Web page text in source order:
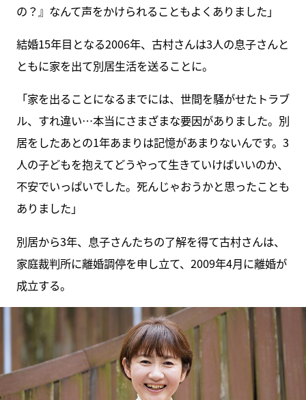
の？』なんて声をかけられることもよくありました」
結婚15年目となる2006年、古村さんは3人の息子さんと
ともに家を出て別居生活を送ることに。
「家を出ることになるまでには、世間を騒がせたトラブ
ル、すれ違い…本当にさまざまな要因がありました。別
居をしたあとの1年あまりは記憶があまりないんです。3
人の子どもを抱えてどうやって生きていけばいいのか、
不安でいっぱいでした。死んじゃおうかと思ったことも
ありました」
別居から3年、息子さんたちの了解を得て古村さんは、
家庭裁判所に離婚調停を申し立て、2009年4月に離婚が
成立する。